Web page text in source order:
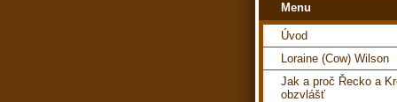
Menu
Úvod
Loraine (Cow) Wilson
Jak a proč Řecko a
obzvlášť